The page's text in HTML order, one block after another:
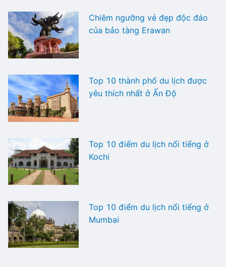
Chiêm ngưỡng vẻ đẹp độc đáo
của bảo tàng Erawan
Top 10 thành phố du lịch được
yêu thích nhất ở Ấn Độ
Top 10 điểm du lịch nổi tiếng ở
Kochi
Top 10 điểm du lịch nổi tiếng ở
Mumbai